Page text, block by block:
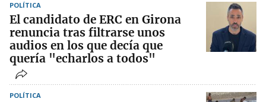
POLÍTICA
El candidato de ERC en Girona
renuncia tras filtrarse unos
audios en los que decía que
quería "echarlos a todos"
POLÍTICA